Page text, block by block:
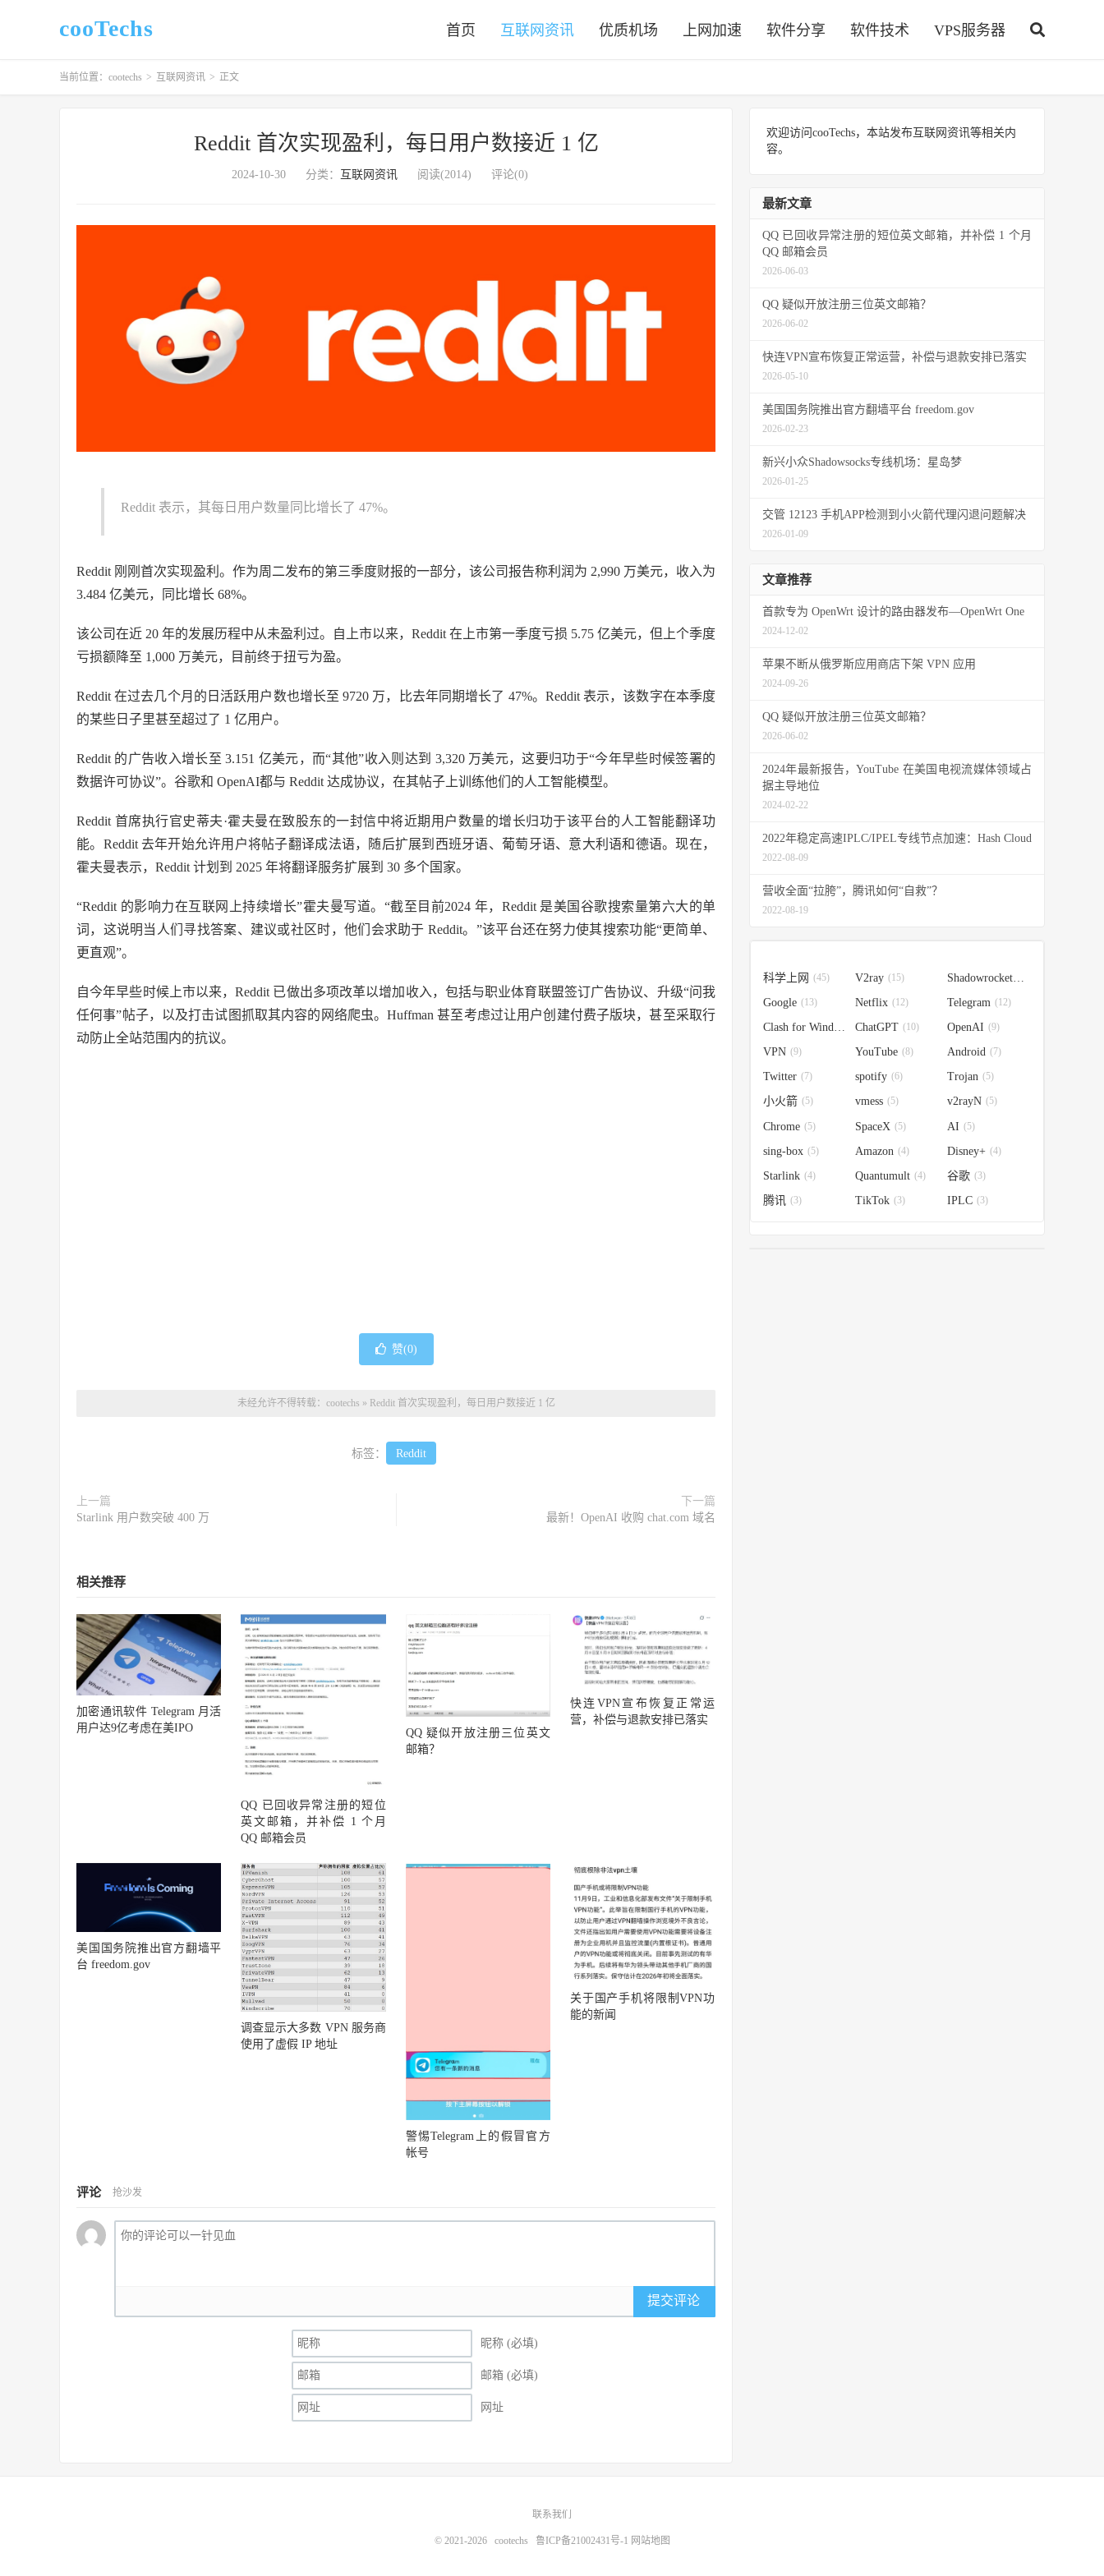
cooTechs 首页 互联网资讯 优质机场 上网加速 软件分享 软件技术 VPS服务器
当前位置： cootechs > 互联网资讯 > 正文
Reddit 首次实现盈利，每日用户数接近 1 亿
2024-10-30 分类： 互联网资讯 阅读(2014) 评论(0)
Reddit 表示，其每日用户数量同比增长了 47%。
Reddit 刚刚首次实现盈利。作为周二发布的第三季度财报的一部分，该公司报告称利润为 2,990 万美元，收入为
3.484 亿美元，同比增长 68%。
该公司在近 20 年的发展历程中从未盈利过。自上市以来，Reddit 在上市第一季度亏损 5.75 亿美元，但上个季度
亏损额降至 1,000 万美元，目前终于扭亏为盈。
Reddit 在过去几个月的日活跃用户数也增长至 9720 万，比去年同期增长了 47%。Reddit 表示，该数字在本季度
的某些日子里甚至超过了 1 亿用户。
Reddit 的广告收入增长至 3.151 亿美元，而“其他”收入则达到 3,320 万美元，这要归功于“今年早些时候签署的
数据许可协议”。谷歌和 OpenAI都与 Reddit 达成协议，在其帖子上训练他们的人工智能模型。
Reddit 首席执行官史蒂夫·霍夫曼在致股东的一封信中将近期用户数量的增长归功于该平台的人工智能翻译功
能。Reddit 去年开始允许用户将帖子翻译成法语，随后扩展到西班牙语、葡萄牙语、意大利语和德语。现在，
霍夫曼表示，Reddit 计划到 2025 年将翻译服务扩展到 30 多个国家。
“Reddit 的影响力在互联网上持续增长”霍夫曼写道。“截至目前2024 年，Reddit 是美国谷歌搜索量第六大的单
词，这说明当人们寻找答案、建议或社区时，他们会求助于 Reddit。”该平台还在努力使其搜索功能“更简单、
更直观”。
自今年早些时候上市以来，Reddit 已做出多项改革以增加收入，包括与职业体育联盟签订广告协议、升级“问我
任何事”帖子，以及打击试图抓取其内容的网络爬虫。Huffman 甚至考虑过让用户创建付费子版块，甚至采取行
动防止全站范围内的抗议。
赞(0)
未经允许不得转载： cootechs » Reddit 首次实现盈利，每日用户数接近 1 亿
标签： Reddit
上一篇
Starlink 用户数突破 400 万
下一篇
最新！OpenAI 收购 chat.com 域名
相关推荐
加密通讯软件 Telegram 月活
用户达9亿考虑在美IPO
QQ 已回收异常注册的短位
英文邮箱，并补偿 1 个月
QQ 邮箱会员
QQ 疑似开放注册三位英文
邮箱？
快连VPN宣布恢复正常运
营，补偿与退款安排已落实
美国国务院推出官方翻墙平
台 freedom.gov
调查显示大多数 VPN 服务商
使用了虚假 IP 地址
警惕Telegram上的假冒官方
帐号
关于国产手机将限制VPN功
能的新闻
评论 抢沙发
提交评论
昵称 (必填)
邮箱 (必填)
网址
欢迎访问cooTechs，本站发布互联网资讯等相关内
容。
最新文章
QQ 已回收异常注册的短位英文邮箱，并补偿 1 个月
QQ 邮箱会员
2026-06-03
QQ 疑似开放注册三位英文邮箱？
2026-06-02
快连VPN宣布恢复正常运营，补偿与退款安排已落实
2026-05-10
美国国务院推出官方翻墙平台 freedom.gov
2026-02-23
新兴小众Shadowsocks专线机场：星岛梦
2026-01-25
交管 12123 手机APP检测到小火箭代理闪退问题解决
2026-01-09
文章推荐
首款专为 OpenWrt 设计的路由器发布—OpenWrt One
2024-12-02
苹果不断从俄罗斯应用商店下架 VPN 应用
2024-09-26
QQ 疑似开放注册三位英文邮箱？
2026-06-02
2024年最新报告，YouTube 在美国电视流媒体领域占
据主导地位
2024-02-22
2022年稳定高速IPLC/IPEL专线节点加速：Hash Cloud
2022-08-09
营收全面“拉胯”，腾讯如何“自救”？
2022-08-19
科学上网 (45) V2ray (15) Shadowrocket
Google (13) Netflix (12) Telegram (12)
Clash for Windows (10)
ChatGPT (10) OpenAI (9)
VPN (9) YouTube (8) Android (7)
Twitter (7) spotify (6) Trojan (5)
小火箭 (5) vmess (5) v2rayN (5)
Chrome (5) SpaceX (5) AI (5)
sing-box (5) Amazon (4) Disney+ (4)
Starlink (4) Quantumult (4) 谷歌 (3)
腾讯 (3) TikTok (3) IPLC (3)
联系我们
© 2021-2026 cootechs 鲁ICP备21002431号-1 网站地图